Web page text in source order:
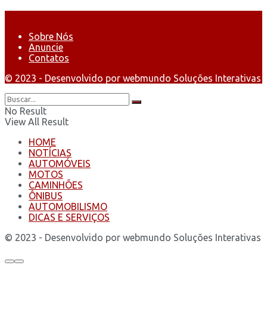
Sobre Nós
Anuncie
Contatos
© 2023 - Desenvolvido por webmundo Soluções Interativas
No Result
View All Result
HOME
NOTÍCIAS
AUTOMÓVEIS
MOTOS
CAMINHÕES
ÔNIBUS
AUTOMOBILISMO
DICAS E SERVIÇOS
© 2023 - Desenvolvido por webmundo Soluções Interativas